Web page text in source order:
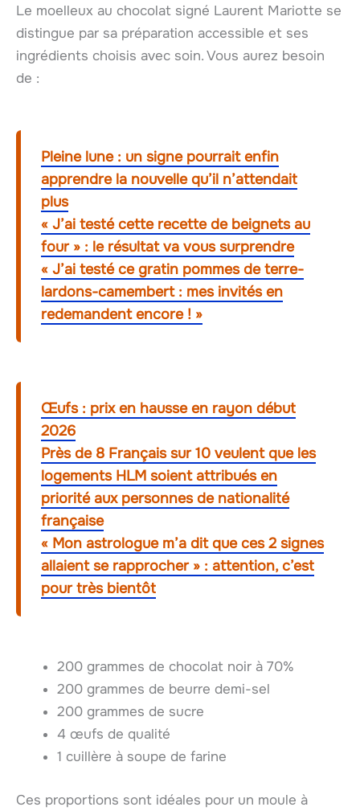
Le moelleux au chocolat signé Laurent Mariotte se
distingue par sa préparation accessible et ses
ingrédients choisis avec soin. Vous aurez besoin
de :
Pleine lune : un signe pourrait enfin
apprendre la nouvelle qu’il n’attendait
plus
« J’ai testé cette recette de beignets au
four » : le résultat va vous surprendre
« J’ai testé ce gratin pommes de terre-
lardons-camembert : mes invités en
redemandent encore ! »
Œufs : prix en hausse en rayon début
2026
Près de 8 Français sur 10 veulent que les
logements HLM soient attribués en
priorité aux personnes de nationalité
française
« Mon astrologue m’a dit que ces 2 signes
allaient se rapprocher » : attention, c’est
pour très bientôt
200 grammes de chocolat noir à 70%
200 grammes de beurre demi-sel
200 grammes de sucre
4 œufs de qualité
1 cuillère à soupe de farine
Ces proportions sont idéales pour un moule à